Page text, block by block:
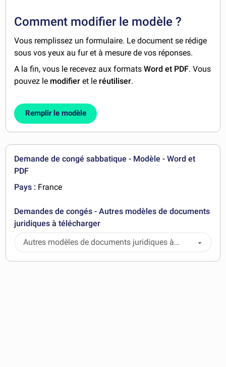
Comment modifier le modèle ?
Vous remplissez un formulaire. Le document se rédige
sous vos yeux au fur et à mesure de vos réponses.
A la fin, vous le recevez aux formatsWord et PDF. Vous
pouvez le modifier et le réutiliser.
Remplir le modèle
Demande de congé sabbatique - Modèle - Word et
PDF
Pays : France
Demandes de congés - Autres modèles de documents
juridiques à télécharger
Autres modèles de documents juridiques à
télécharger